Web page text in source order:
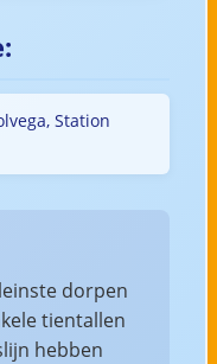
Station
dorpen
tientallen
hebben